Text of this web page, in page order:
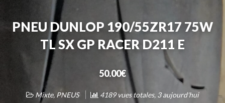
PNEU DUNLOP 190/55ZR17 75W
TL SX GP RACER D211 E
50.00€
Mixte, PNEUS 4189 vues totales, 3 aujourd'hui